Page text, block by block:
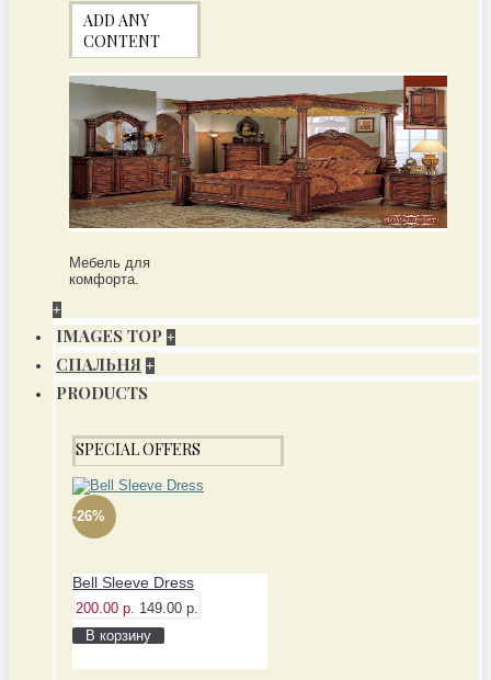
ADD ANY
CONTENT
Мебель для
комфорта.
+
IMAGES TOP +
СПАЛЬНЯ +
PRODUCTS
SPECIAL OFFERS
-26%
Bell Sleeve Dress
200.00 р. 149.00 р.
В корзину